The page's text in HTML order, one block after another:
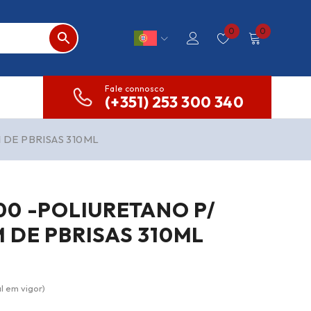
0 0
Fale connosco
(+351) 253 300 340
PBRISAS 310ML
-POLIURETANO P/
DE PBRISAS 310ML
em vigor)